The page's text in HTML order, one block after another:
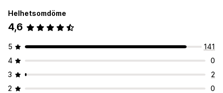
Helhetsomdöme
4,6
5
141
4
0
3
2
2
0